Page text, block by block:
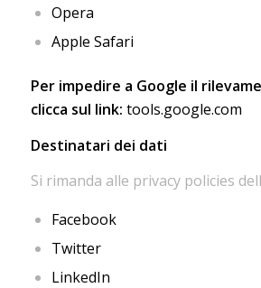
Opera
Apple Safari
Per impedire a Google il
clicca sul link: tools.google.com
Destinatari dei dati
Si rimanda alle privacy policies
Facebook
Twitter
LinkedIn